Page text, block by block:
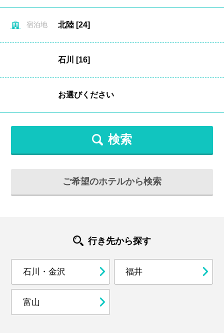
宿泊地
検索
ご希望のホテルから検索
行き先から探す
石川・金沢 福井
富山